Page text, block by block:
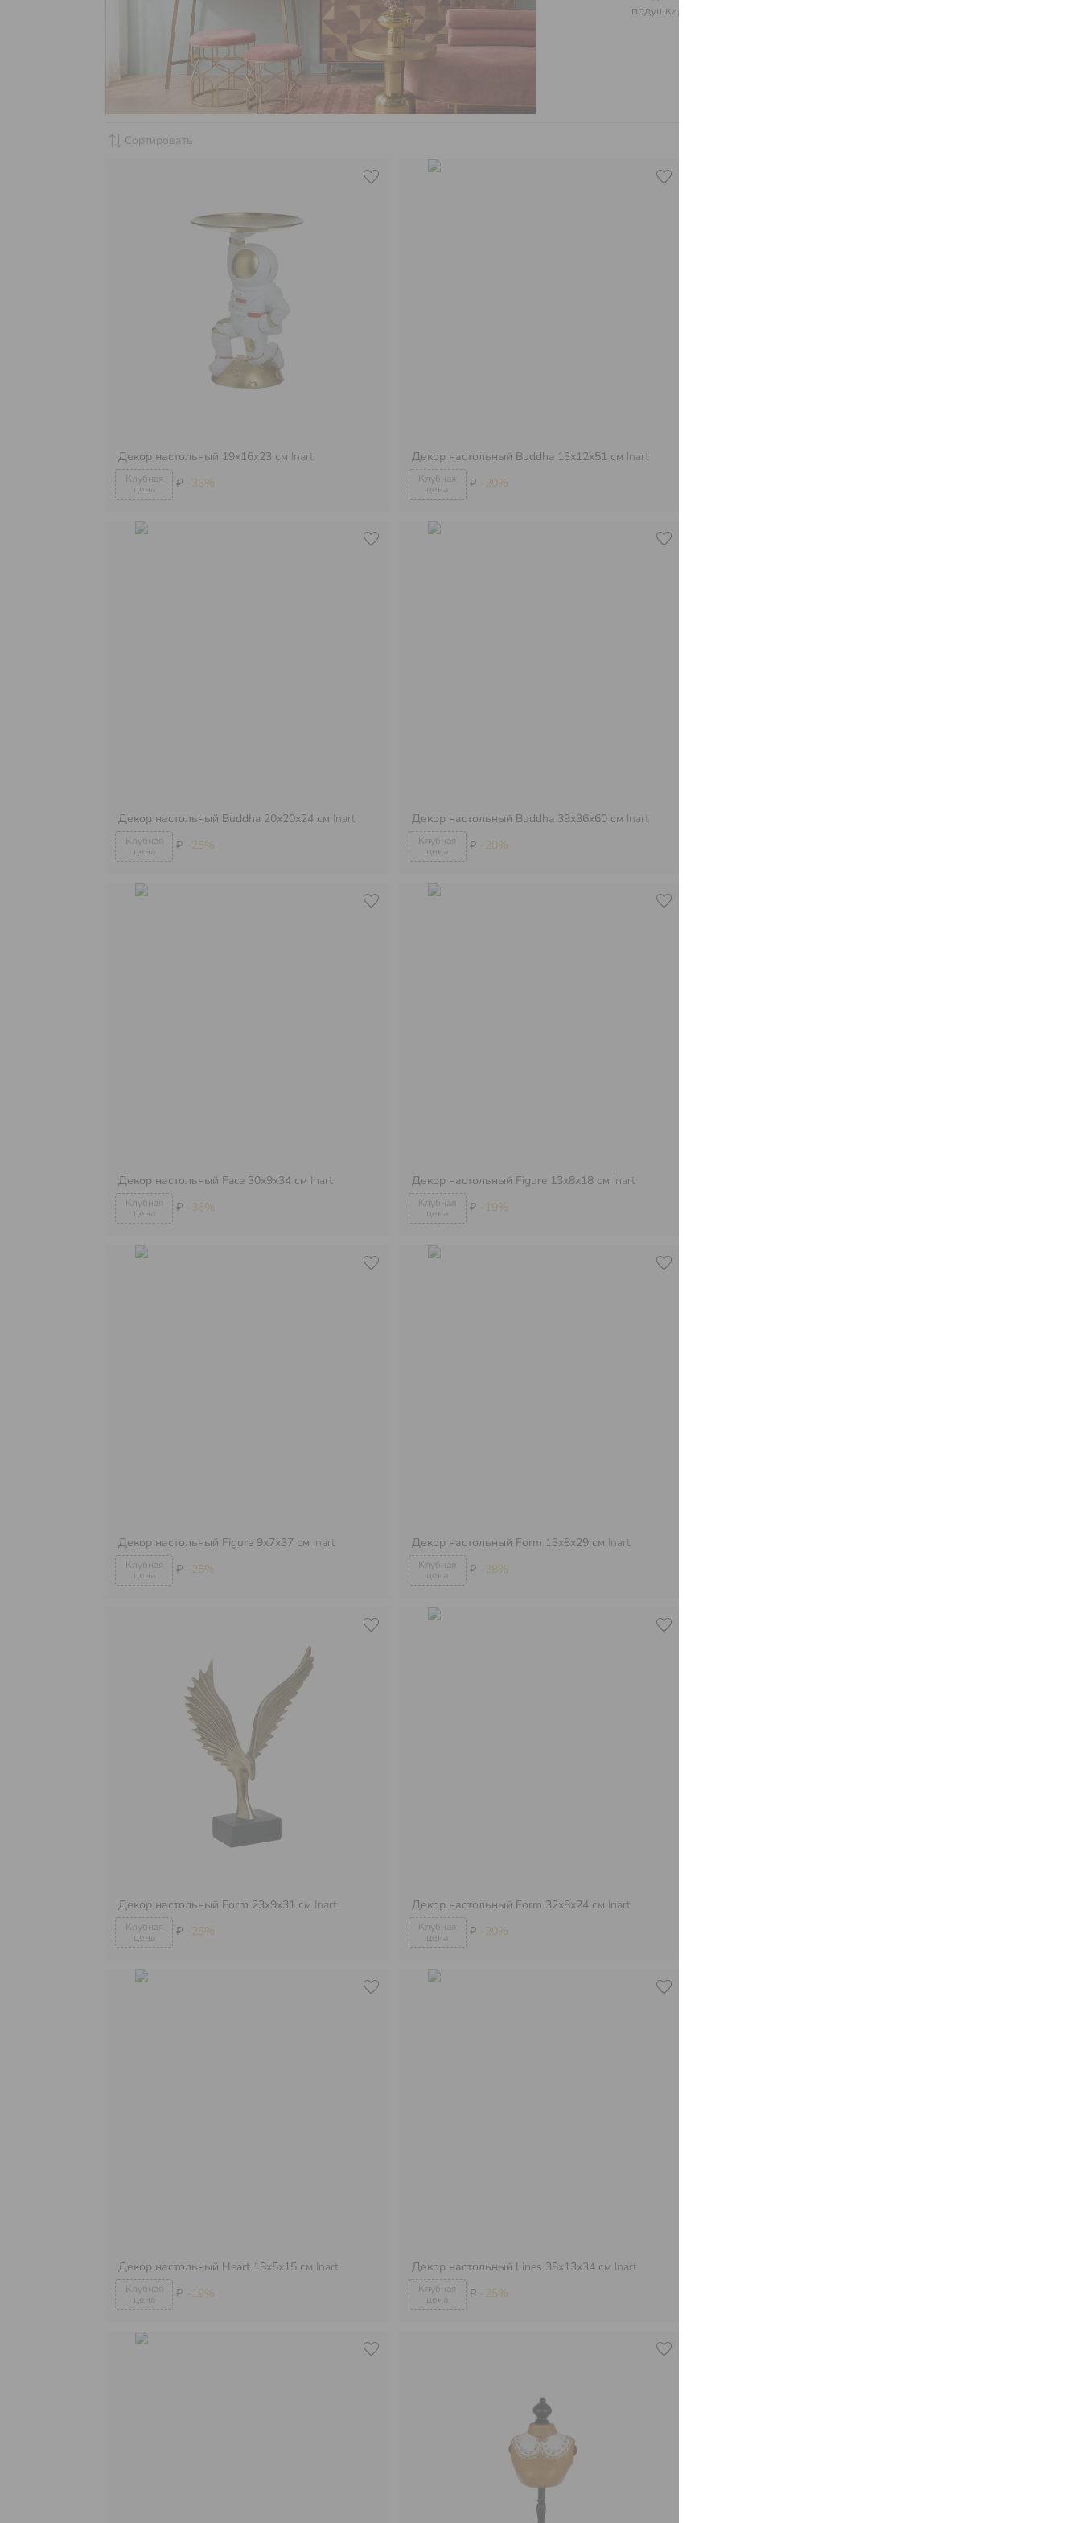
sync_alt Сортировать
подушки, изящная посуда, сувениры и декор.
₽ -36%
Декор настольный 19х16х23 см Inart
₽ -20%
Декор настольный Buddha 13х12х51 см Inart
₽ -25%
Декор настольный Buddha 20х20х24 см Inart
₽ -20%
Декор настольный Buddha 39х36х60 см Inart
₽ -36%
Декор настольный Face 30х9х34 см Inart
₽ -19%
Декор настольный Figure 13x8x18 см Inart
₽ -25%
Декор настольный Figure 9х7х37 см Inart
₽ -28%
Декор настольный Form 13х8х29 см Inart
₽ -25%
Декор настольный Form 23х9х31 см Inart
₽ -20%
Декор настольный Form 32х8х24 см Inart
₽ -19%
Декор настольный Heart 18х5х15 см Inart
₽ -25%
Декор настольный Lines 38х13х34 см Inart